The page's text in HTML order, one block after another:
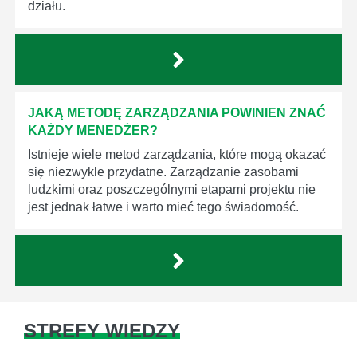
działu.
JAKĄ METODĘ ZARZĄDZANIA POWINIEN ZNAĆ
KAŻDY MENEDŻER?
Istnieje wiele metod zarządzania, które mogą okazać
się niezwykle przydatne. Zarządzanie zasobami
ludzkimi oraz poszczególnymi etapami projektu nie
jest jednak łatwe i warto mieć tego świadomość.
STREFY WIEDZY